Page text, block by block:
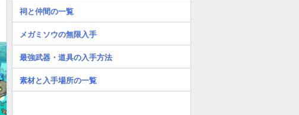
祠と仲間の一覧
メガミソウの無限入手
最強武器・道具の入手方法
素材と入手場所の一覧